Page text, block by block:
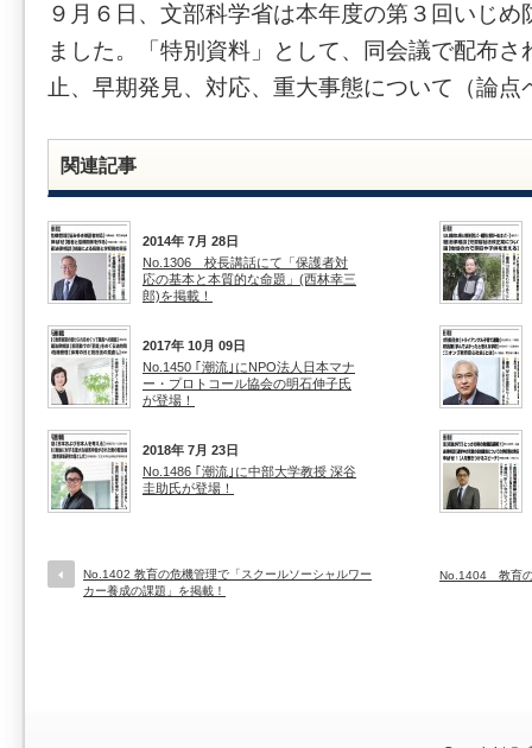
９月６日、文部科学省は本年度の第３回いじ
ました。「特別資料」として、同会議で配布
止、早期発見、対応、重大事態について（論
関連記事
2014年 7月 28日
No.1306 校長講話にて「保護者対
応の基本と本質的な命題」(西林幸三
郎)を掲載！
2017年 10月 09日
No.1450 ｢潮流｣にNPO法人日本マナ
ー・プロトコール協会の明石伸子氏
が登場！
2018年 7月 23日
No.1486 ｢潮流｣に中部大学教授 深谷
圭助氏が登場！
No.1402 教育の危機管理で「スクールソーシャルワー
カー養成の課題」を掲載！
No.1404 教育の